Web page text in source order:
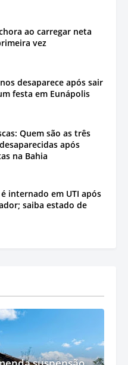
ao carregar neta
vez
desaparece após sair
festa em Eunápolis
Quem são as três
após
na Bahia
internado em UTI após
saiba estado de